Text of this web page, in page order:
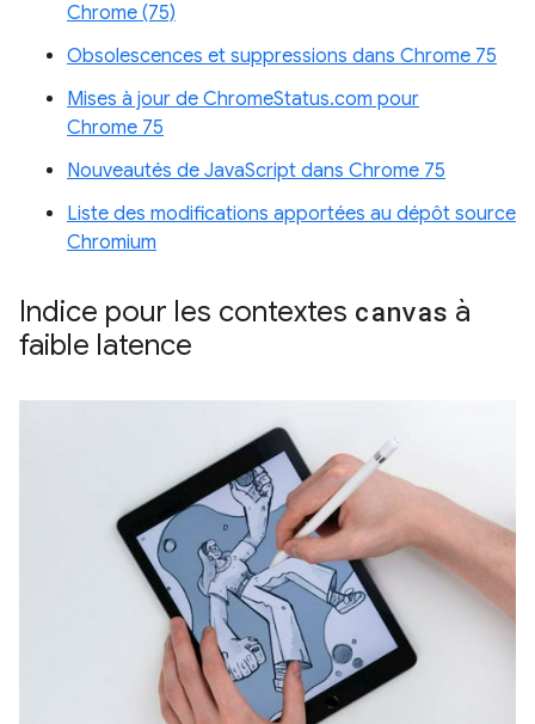
Chrome (75)
Obsolescences et suppressions dans Chrome 75
Mises à jour de ChromeStatus.com pour
Chrome 75
Nouveautés de JavaScript dans Chrome 75
Liste des modifications apportées au dépôt source
Chromium
Indice pour les contextes canvas à
faible latence